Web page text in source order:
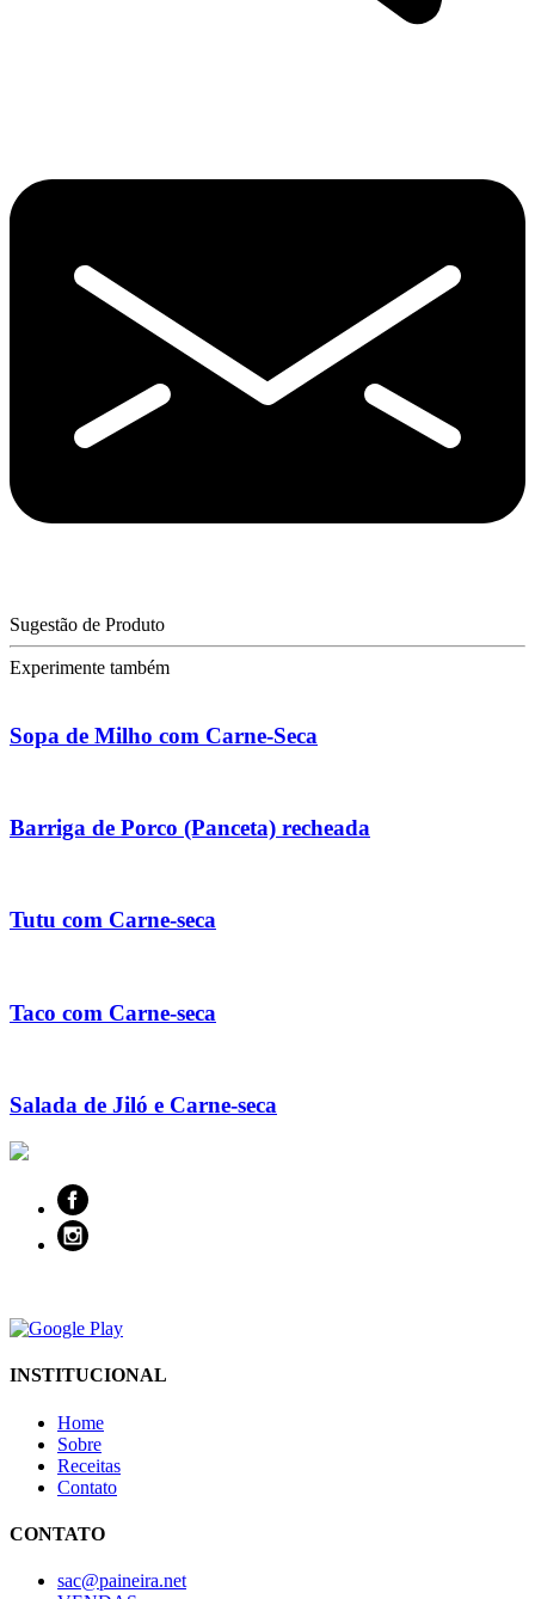
Sugestão de Produto
Experimente também
Sopa de Milho com Carne-Seca
Barriga de Porco (Panceta) recheada
Tutu com Carne-seca
Taco com Carne-seca
Salada de Jiló e Carne-seca
INSTITUCIONAL
Home
Sobre
Receitas
Contato
CONTATO
sac@paineira.net